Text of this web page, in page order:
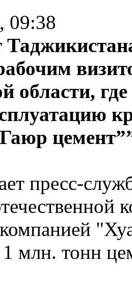
09:38
области,
пресс-
1 млн. тонн